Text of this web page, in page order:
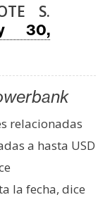
S.
30,
relacionadas
a hasta USD
la fecha, dice